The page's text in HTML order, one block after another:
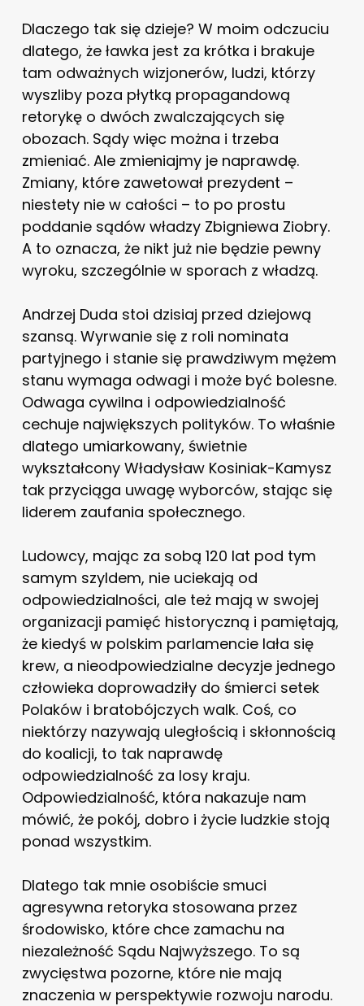
Dlaczego tak się dzieje? W moim odczuciu
dlatego, że ławka jest za krótka i brakuje
tam odważnych wizjonerów, ludzi, którzy
wyszliby poza płytką propagandową
retorykę o dwóch zwalczających się
obozach. Sądy więc można i trzeba
zmieniać. Ale zmieniajmy je naprawdę.
Zmiany, które zawetował prezydent –
niestety nie w całości – to po prostu
poddanie sądów władzy Zbigniewa Ziobry.
A to oznacza, że nikt już nie będzie pewny
wyroku, szczególnie w sporach z władzą.
Andrzej Duda stoi dzisiaj przed dziejową
szansą. Wyrwanie się z roli nominata
partyjnego i stanie się prawdziwym mężem
stanu wymaga odwagi i może być bolesne.
Odwaga cywilna i odpowiedzialność
cechuje największych polityków. To właśnie
dlatego umiarkowany, świetnie
wykształcony Władysław Kosiniak-Kamysz
tak przyciąga uwagę wyborców, stając się
liderem zaufania społecznego.
Ludowcy, mając za sobą 120 lat pod tym
samym szyldem, nie uciekają od
odpowiedzialności, ale też mają w swojej
organizacji pamięć historyczną i pamiętają,
że kiedyś w polskim parlamencie lała się
krew, a nieodpowiedzialne decyzje jednego
człowieka doprowadziły do śmierci setek
Polaków i bratobójczych walk. Coś, co
niektórzy nazywają uległością i skłonnością
do koalicji, to tak naprawdę
odpowiedzialność za losy kraju.
Odpowiedzialność, która nakazuje nam
mówić, że pokój, dobro i życie ludzkie stoją
ponad wszystkim.
Dlatego tak mnie osobiście smuci
agresywna retoryka stosowana przez
środowisko, które chce zamachu na
niezależność Sądu Najwyższego. To są
zwycięstwa pozorne, które nie mają
znaczenia w perspektywie rozwoju narodu.